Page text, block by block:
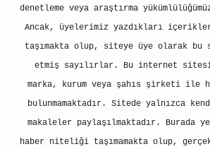
denetleme veya araştırma
Ancak, üyelerimiz yazdıkları
taşımakta olup, siteye üye olarak bu
etmiş sayılırlar. Bu internet
marka, kurum veya şahıs şirketi ile
bulunmamaktadır. Sitede yalnızca
makaleler paylaşılmaktadır. Burada
haber niteliği taşımamakta olup,